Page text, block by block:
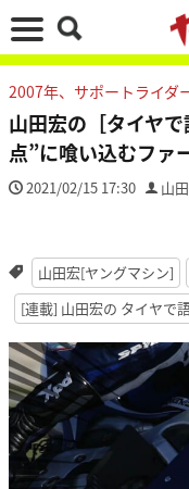
2007年、サポートライダ
山田宏の［タイヤ
点”に喰い込むファ
2021/02/15 17:30 山
山田宏[ヤングマシン]
[連載] 山田宏の タイヤで